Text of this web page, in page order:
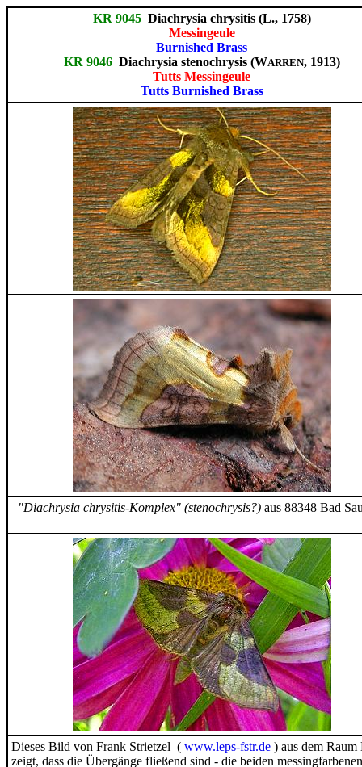
KR 9045 Diachrysia chrysitis (L., 1758)
Messingeule
Burnished Brass
KR 9046 Diachrysia stenochrysis (WARREN, 1913)
Tutts Messingeule
Tutts Burnished Brass
"Diachrysia chrysitis-Komplex" (stenochrysis?) aus 88348 Bad
Dieses Bild von Frank Strietzel ( www.leps-fstr.de ) aus dem Raum
zeigt, dass die Übergänge fließend sind - die beiden messingfarbenen